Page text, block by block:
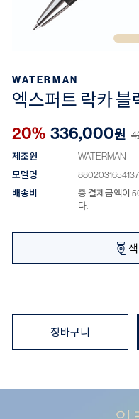
WATERMAN
엑스퍼트 락카 블
20% 336,000원
제조원
WATERMAN
모델명
8802031654137
배송비
총 결제금액이
다.
장바구니